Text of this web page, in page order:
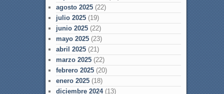
agosto 2025(22)
julio 2025(19)
junio 2025(22)
mayo 2025(23)
abril 2025(21)
marzo 2025(22)
febrero 2025(20)
enero 2025(18)
diciembre 2024(13)